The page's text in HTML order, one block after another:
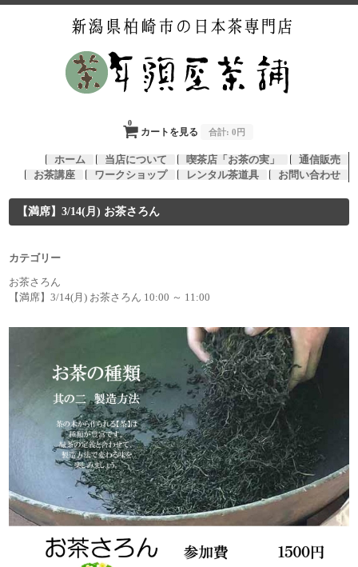
カートを見る
0
合計: 0円
ホーム 当店について 喫茶店「お茶の実」
通信販売
お茶講座
ワークショップ レンタル茶道具 お問い合わせ
【満席】3/14(月) お茶さろん
カテゴリー
お茶さろん
【満席】3/14(月) お茶さろん 10:00 ～ 11:00